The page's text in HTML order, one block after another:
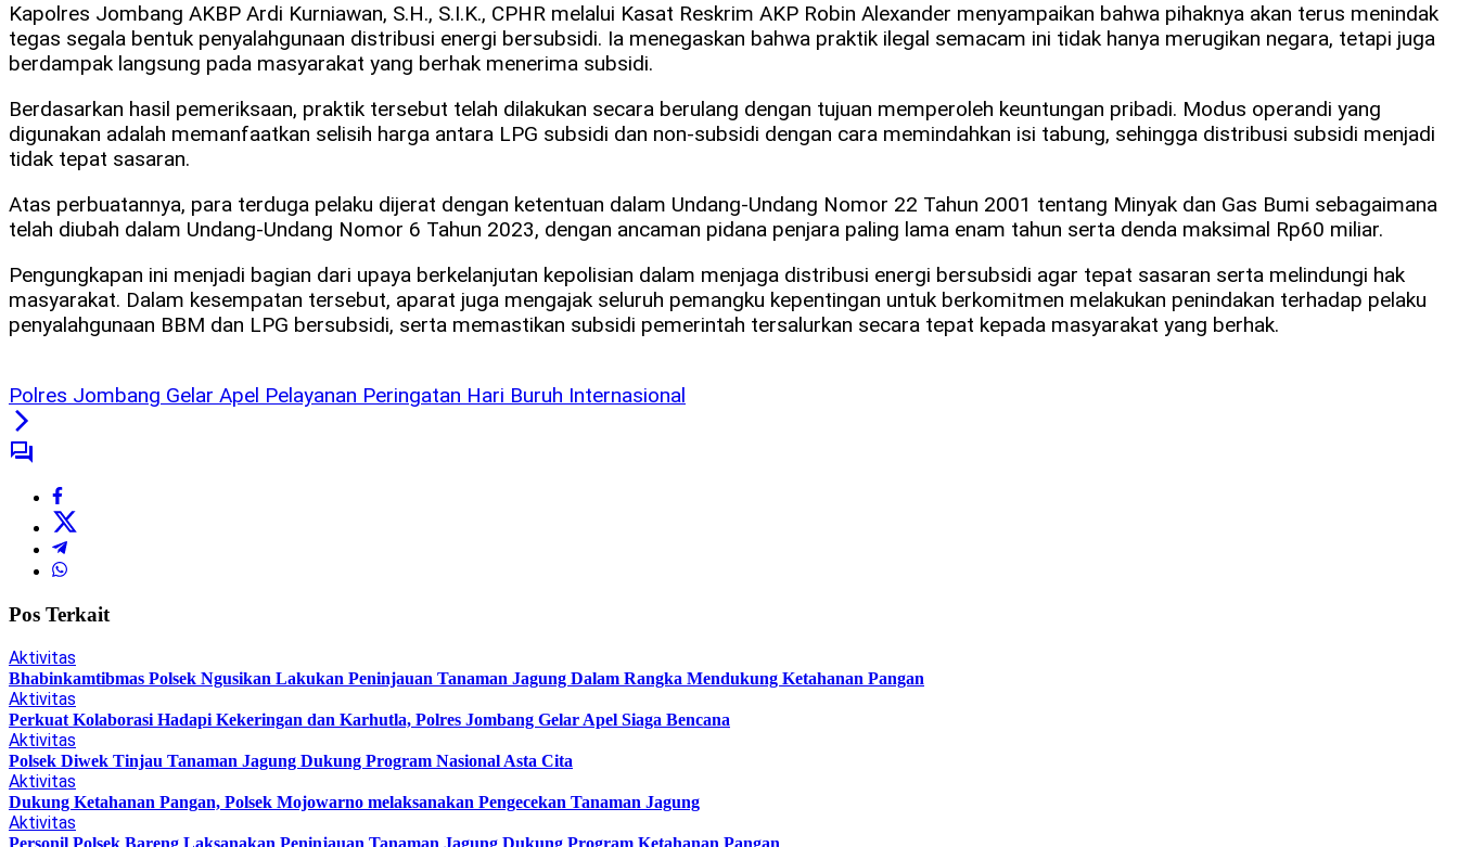
Kapolres Jombang AKBP Ardi Kurniawan, S.H., S.I.K., CPHR melalui Kasat Reskrim AKP Robin Alexander menyampaikan bahwa pihaknya akan terus menindak
tegas segala bentuk penyalahgunaan distribusi energi bersubsidi. Ia menegaskan bahwa praktik ilegal semacam ini tidak hanya merugikan negara, tetapi juga
berdampak langsung pada masyarakat yang berhak menerima subsidi.
Berdasarkan hasil pemeriksaan, praktik tersebut telah dilakukan secara berulang dengan tujuan memperoleh keuntungan pribadi. Modus operandi yang
digunakan adalah memanfaatkan selisih harga antara LPG subsidi dan non-subsidi dengan cara memindahkan isi tabung, sehingga distribusi subsidi menjadi
tidak tepat sasaran.
Atas perbuatannya, para terduga pelaku dijerat dengan ketentuan dalam Undang-Undang Nomor 22 Tahun 2001 tentang Minyak dan Gas Bumi sebagaimana
telah diubah dalam Undang-Undang Nomor 6 Tahun 2023, dengan ancaman pidana penjara paling lama enam tahun serta denda maksimal Rp60 miliar.
Pengungkapan ini menjadi bagian dari upaya berkelanjutan kepolisian dalam menjaga distribusi energi bersubsidi agar tepat sasaran serta melindungi hak
masyarakat. Dalam kesempatan tersebut, aparat juga mengajak seluruh pemangku kepentingan untuk berkomitmen melakukan penindakan terhadap pelaku
penyalahgunaan BBM dan LPG bersubsidi, serta memastikan subsidi pemerintah tersalurkan secara tepat kepada masyarakat yang berhak.
Polres Jombang Gelar Apel Pelayanan Peringatan Hari Buruh Internasional
Pos Terkait
Aktivitas
Bhabinkamtibmas Polsek Ngusikan Lakukan Peninjauan Tanaman Jagung Dalam Rangka Mendukung Ketahanan Pangan
Aktivitas
Perkuat Kolaborasi Hadapi Kekeringan dan Karhutla, Polres Jombang Gelar Apel Siaga Bencana
Aktivitas
Polsek Diwek Tinjau Tanaman Jagung Dukung Program Nasional Asta Cita
Aktivitas
Dukung Ketahanan Pangan, Polsek Mojowarno melaksanakan Pengecekan Tanaman Jagung
Aktivitas
Personil Polsek Bareng Laksanakan Peninjauan Tanaman Jagung Dukung Program Ketahanan Pangan